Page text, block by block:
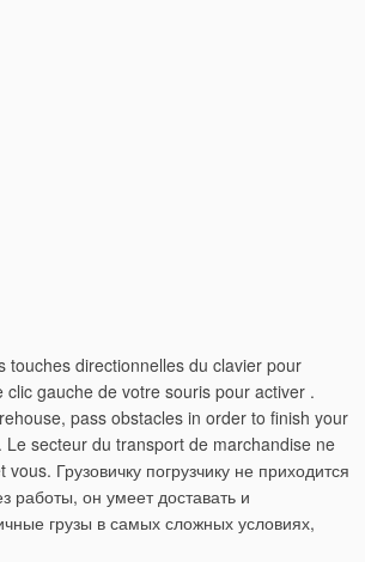
touches directionnelles du clavier pour
clic gauche de votre souris pour activer .
pass obstacles in order to finish your
Le secteur du transport de marchandise ne
Грузовичку погрузчику не приходится
работы, он умеет доставать и
грузы в самых сложных условиях,